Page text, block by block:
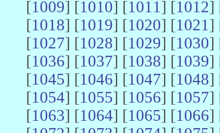
[1009] [1010] [1011] [1012]
[1018] [1019] [1020] [1021]
[1027] [1028] [1029] [1030]
[1036] [1037] [1038] [1039]
[1045] [1046] [1047] [1048]
[1054] [1055] [1056] [1057]
[1063] [1064] [1065] [1066]